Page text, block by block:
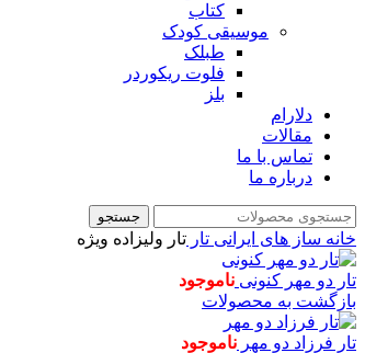
کتاب
موسیقی کودک
طبلک
فلوت ریکوردر
بلز
دلارام
مقالات
تماس با ما
درباره ما
جستجو
خانه ساز های ایرانی تار تار ولیزاده ویژه
تار دو مهر کنونی ناموجود
بازگشت به محصولات
تار فرزاد دو مهر ناموجود